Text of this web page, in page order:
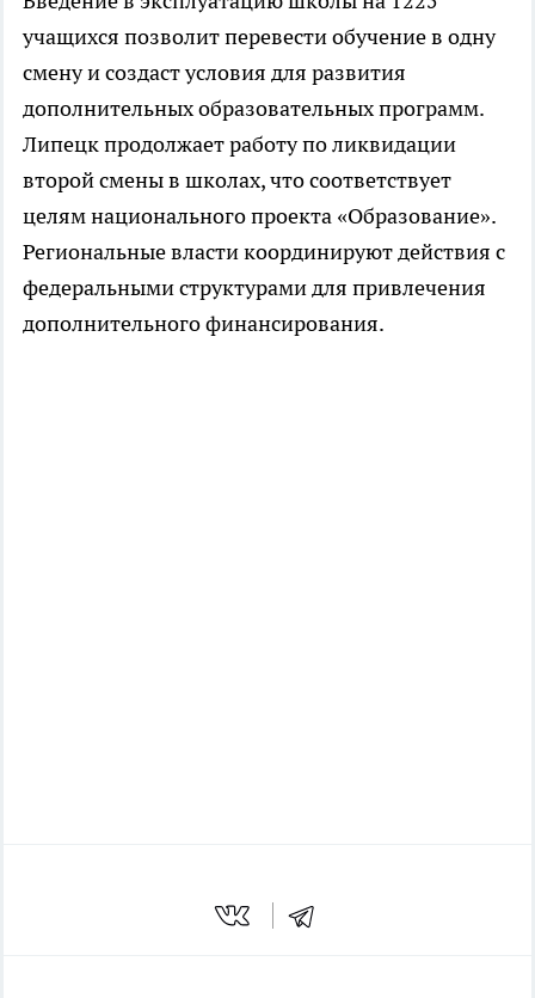
учащихся позволит перевести обучение в одну
смену и создаст условия для развития
дополнительных образовательных программ.
Липецк продолжает работу по ликвидации
второй смены в школах, что соответствует
целям национального проекта «Образование».
Региональные власти координируют действия с
федеральными структурами для привлечения
дополнительного финансирования.